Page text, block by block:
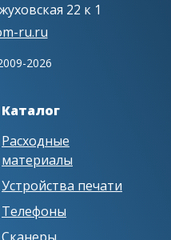
22 к 1
ru.ru
2026
Каталог
Расходные
материалы
Устройства печати
Телефоны